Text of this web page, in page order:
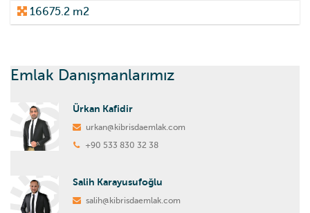
16675.2 m2
Emlak Danışmanlarımız
Ürkan Kafidir
urkan@kibrisdaemlak.com
+90 533 830 32 38
Salih Karayusufoğlu
salih@kibrisdaemlak.com